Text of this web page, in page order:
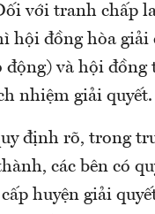
với tranh chấp
hội đồng hòa giải
động) và hội đồng
nhiệm giải quyết.
định rõ, trong
các bên có
huyện giải